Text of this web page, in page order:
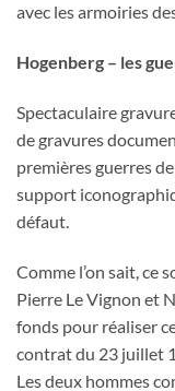
avec les armoiries
Hogenberg – les
Spectaculaire
de gravures
premières guerres
support
défaut.
Comme l’on sait, ce
Pierre Le Vignon et
fonds pour réaliser
contrat du 23 juillet
Les deux hommes